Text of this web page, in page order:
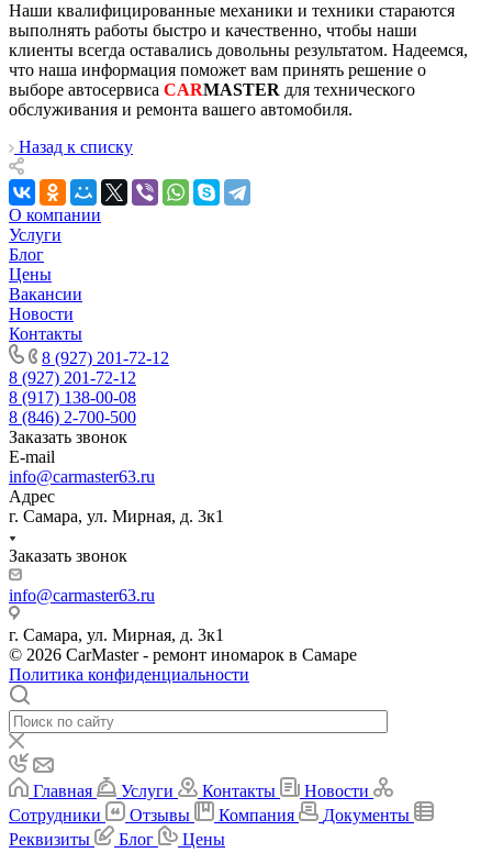
Наши квалифицированные механики и техники стараются
выполнять работы быстро и качественно, чтобы наши
клиенты всегда оставались довольны результатом. Надеемся,
что наша информация поможет вам принять решение о
выборе автосервиса CARMASTER для технического
обслуживания и ремонта вашего автомобиля.
Назад к списку
О компании
Услуги
Блог
Цены
Вакансии
Новости
Контакты
8 (927) 201-72-12
8 (927) 201-72-12
8 (917) 138-00-08
8 (846) 2-700-500
Заказать звонок
E-mail
info@carmaster63.ru
Адрес
г. Самара, ул. Мирная, д. 3к1
Заказать звонок
info@carmaster63.ru
г. Самара, ул. Мирная, д. 3к1
© 2026 CarMaster - ремонт иномарок в Самаре
Политика конфиденциальности
Главная Услуги Контакты
Новости
Сотрудники
Отзывы Компания
Документы
Реквизиты
Блог Цены